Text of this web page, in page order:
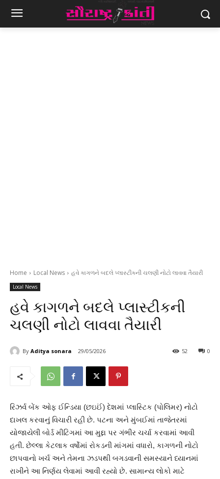
Home Local News હવે કાગળને બદલે પ્લાસ્ટીકની ચલણી નોટો લાવવા તૈયારી
Local News
હવે કાગળને બદલે પ્લાસ્ટીકની
ચલણી નોટો લાવવા તૈયારી
By Aditya sonara 29/05/2026 0
52
રિઝર્વ બેંક ઓફ ઈન્ડિયા (છઇઈં) દેશમાં પ્લાસ્ટિક (પોલિમર) નોટો
દાખલ કરવાનું વિચારી રહી છે. પટના અને મુંબઈમાં તાજેતરમાં
યોજાયેલી બોર્ડ મીટિગમાં આ મુદ્દા પર ગંભીર ચર્ચા કરવામાં આવી
હતી. છેલ્લા કેટલાક વર્ષોમાં રોકડની માંગમાં વધારો, કાગળની નોટો
છાપવાનો ખર્ચ અને તેમના ઝડપથી બગડવાની સમસ્યાને ધ્યાનમાં
રાખીને આ નિર્ણય લેવામાં આવી રહ્યો છે. સામાન્ય લોકો માટે